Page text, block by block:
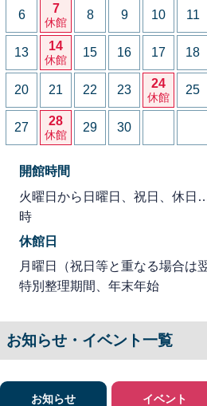
6 7
休館
8 9 10 11
13 14
休館
15 16 17 18
20 21 22 23 24
休館
25
27 28
休館
29 30
開館時間
火曜日から日曜日、祝日、休日
時
休館日
月曜日（祝日等と重なる場合は
特別整理期間、年末年始
お知らせ・イベント一覧
お知らせ イベント